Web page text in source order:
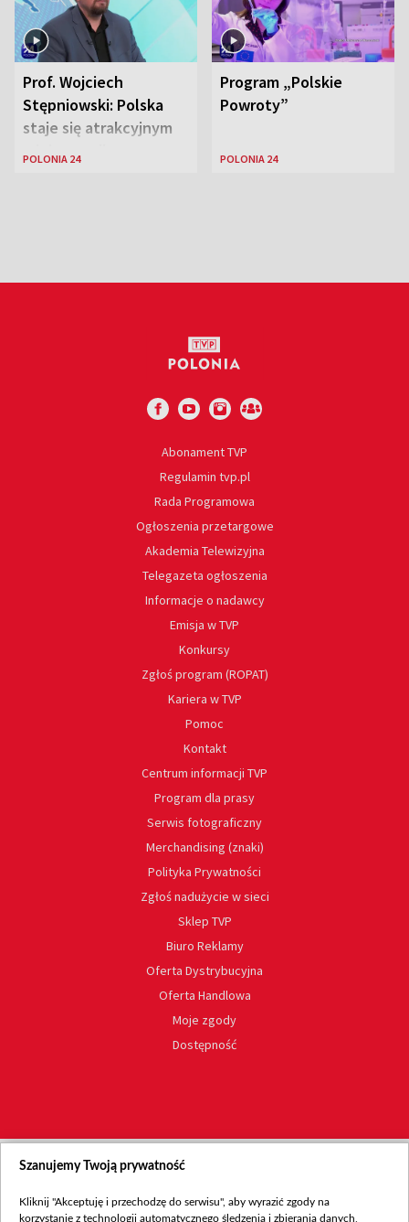
Prof. Wojciech
Stępniowski: Polska
staje się atrakcyjnym
miejscem dla
POLONIA 24
Program „Polskie
Powroty”
POLONIA 24
Abonament TVP
Regulamin tvp.pl
Rada Programowa
Ogłoszenia przetargowe
Akademia Telewizyjna
Telegazeta ogłoszenia
Informacje o nadawcy
Emisja w TVP
Konkursy
Zgłoś program (ROPAT)
Kariera w TVP
Pomoc
Kontakt
Centrum informacji TVP
Program dla prasy
Serwis fotograficzny
Merchandising (znaki)
Polityka Prywatności
Zgłoś nadużycie w sieci
Sklep TVP
Biuro Reklamy
Oferta Dystrybucyjna
Oferta Handlowa
Moje zgody
Dostępność
Szanujemy Twoją prywatność
Kliknij "Akceptuję i przechodzę do serwisu", aby wyrazić zgody na
korzystanie z technologii automatycznego śledzenia i zbierania danych,